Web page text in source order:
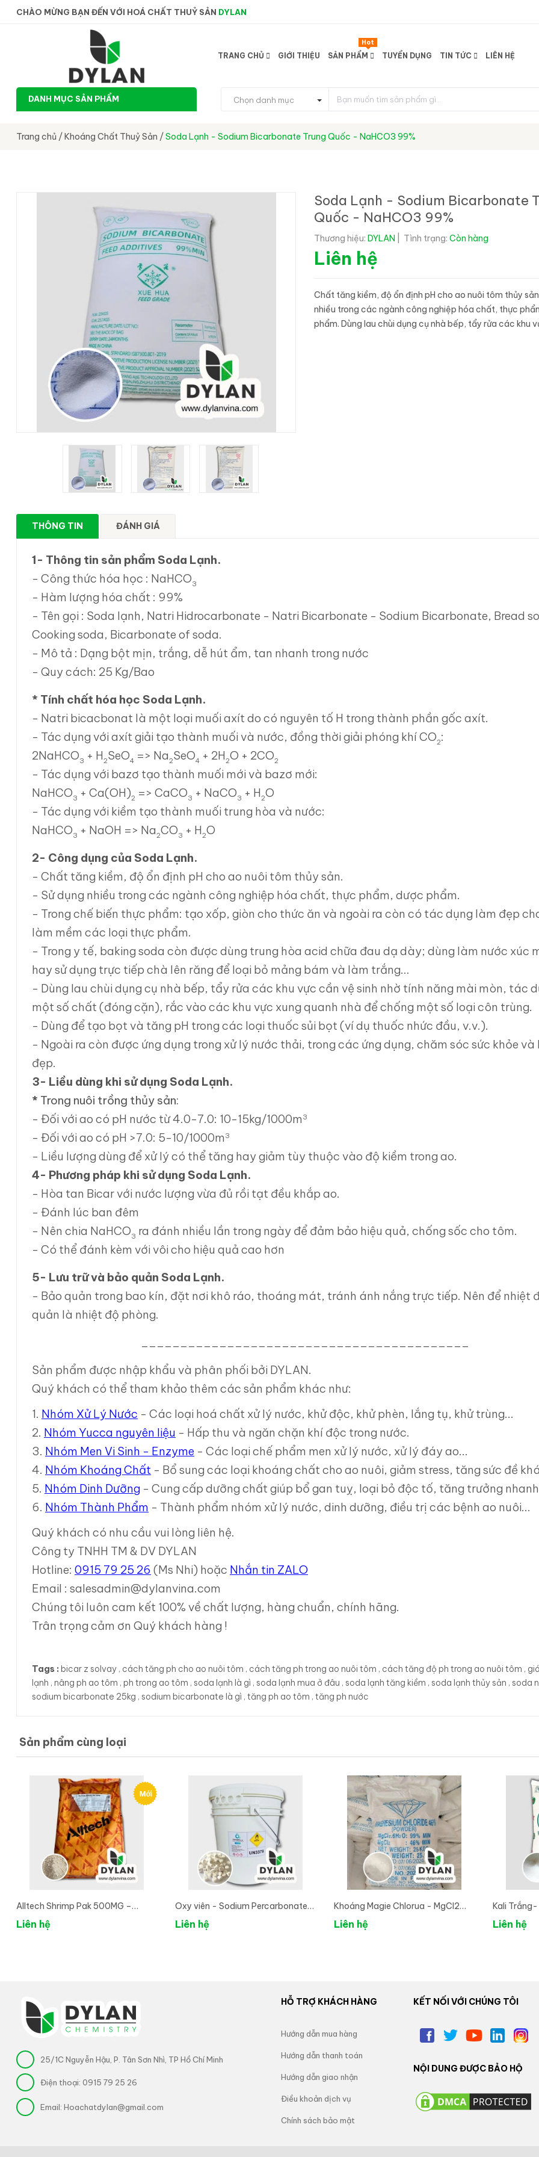
CHÀO MỪNG BẠN ĐẾN VỚI HOÁ CHẤT THUỶ SẢN DYLAN
TRANG CHỦ GIỚI THIỆU SẢN PHẨM
Hot
TUYỂN DỤNG TIN TỨC LIÊN HỆ
DANH MỤC SẢN PHẨM Chọn danh mục
Trang chủ /Khoáng Chất Thuỷ Sản /Soda Lạnh - Sodium Bicarbonate Trung Quốc - NaHCO3 99%
Soda Lạnh - Sodium Bicarbonate
Quốc - NaHCO3 99%
Thương hiệu: DYLAN Tình trạng: Còn hàng
Liên hệ
Chất tăng kiềm, độ ổn định pH cho ao nuôi tôm thủy
nhiều trong các ngành công nghiệp hóa chất, thực
phẩm. Dùng lau chùi dụng cụ nhà bếp, tẩy rửa các khu
THÔNG TIN ĐÁNH GIÁ
1- Thông tin sản phẩm Soda Lạnh.
- Công thức hóa học : NaHCO3
- Hàm lượng hóa chất : 99%
- Tên gọi : Soda lạnh, Natri Hidrocarbonate - Natri Bicarbonate - Sodium Bicarbonate, Bread
Cooking soda, Bicarbonate of soda.
- Mô tả : Dạng bột mịn, trắng, dễ hút ẩm, tan nhanh trong nước
- Quy cách: 25 Kg/Bao
* Tính chất hóa học Soda Lạnh.
- Natri bicacbonat là một loại muối axít do có nguyên tố H trong thành phần gốc axít.
- Tác dụng với axít giải tạo thành muối và nước, đồng thời giải phóng khí CO2:
2NaHCO3 + H2SeO4 => Na2SeO4 + 2H2O + 2CO2
- Tác dụng với bazơ tạo thành muối mới và bazơ mới:
NaHCO3 + Ca(OH)2 => CaCO3 + NaCO3 + H2O
- Tác dụng với kiềm tạo thành muối trung hòa và nước:
NaHCO3 + NaOH => Na2CO3 + H2O
2- Công dụng của Soda Lạnh.
- Chất tăng kiềm, độ ổn định pH cho ao nuôi tôm thủy sản.
- Sử dụng nhiều trong các ngành công nghiệp hóa chất, thực phẩm, dược phẩm.
- Trong chế biến thực phẩm: tạo xốp, giòn cho thức ăn và ngoài ra còn có tác dụng làm đẹp
làm mềm các loại thực phẩm.
- Trong y tế, baking soda còn được dùng trung hòa acid chữa đau dạ dày; dùng làm nước xúc
hay sử dụng trực tiếp chà lên răng để loại bỏ mảng bám và làm trắng…
- Dùng lau chùi dụng cụ nhà bếp, tẩy rửa các khu vực cần vệ sinh nhờ tính năng mài mòn, tác
một số chất (đóng cặn), rắc vào các khu vực xung quanh nhà để chống một số loại côn trùng.
- Dùng để tạo bọt và tăng pH trong các loại thuốc sủi bọt (ví dụ thuốc nhức đầu, v.v.).
- Ngoài ra còn được ứng dụng trong xử lý nước thải, trong các ứng dụng, chăm sóc sức khỏe và
đẹp.
3- Liều dùng khi sử dụng Soda Lạnh.
* Trong nuôi trồng thủy sản:
- Đối với ao có pH nước từ 4.0-7.0: 10-15kg/1000m 3
- Đối với ao có pH >7.0: 5-10/1000m 3
- Liều lượng dùng để xử lý có thể tăng hay giảm tùy thuộc vào độ kiềm trong ao.
4- Phương pháp khi sử dụng Soda Lạnh.
- Hòa tan Bicar với nước lượng vừa đủ rồi tạt đều khắp ao.
- Đánh lúc ban đêm
- Nên chia NaHCO3 ra đánh nhiều lần trong ngày để đảm bảo hiệu quả, chống sốc cho tôm.
- Có thể đánh kèm với vôi cho hiệu quả cao hơn
5- Lưu trữ và bảo quản Soda Lạnh.
- Bảo quản trong bao kín, đặt nơi khô ráo, thoáng mát, tránh ánh nắng trực tiếp. Nên để nhiệt
quản là nhiệt độ phòng.
Sản phẩm được nhập khẩu và phân phối bởi DYLAN.
Quý khách có thể tham khảo thêm các sản phẩm khác như:
1. Nhóm Xử Lý Nước - Các loại hoá chất xử lý nước, khử độc, khử phèn, lắng tụ, khử trùng...
2. Nhóm Yucca nguyên liệu - Hấp thu và ngăn chặn khí độc trong nước.
3. Nhóm Men Vi Sinh - Enzyme - Các loại chế phẩm men xử lý nước, xử lý đáy ao...
4. Nhóm Khoáng Chất - Bổ sung các loại khoáng chất cho ao nuôi, giảm stress, tăng sức đề
5. Nhóm Dinh Dưỡng - Cung cấp dưỡng chất giúp bổ gan tuỵ, loại bỏ độc tố, tăng trưởng
6. Nhóm Thành Phẩm - Thành phẩm nhóm xử lý nước, dinh dưỡng, điều trị các bệnh ao nuôi...
Quý khách có nhu cầu vui lòng liên hệ.
Công ty TNHH TM & DV DYLAN
Hotline: 0915 79 25 26 (Ms Nhi) hoặc Nhắn tin ZALO
Email : salesadmin@dylanvina.com
Chúng tôi luôn cam kết 100% về chất lượng, hàng chuẩn, chính hãng.
Trân trọng cảm ơn Quý khách hàng !
Tags : bicar z solvay , cách tăng ph cho ao nuôi tôm , cách tăng ph trong ao nuôi tôm , cách tăng độ ph trong ao nuôi tôm ,
lạnh , nâng ph ao tôm , ph trong ao tôm , soda lạnh là gì , soda lạnh mua ở đâu , soda lạnh tăng kiềm , soda lạnh thủy sản , soda
sodium bicarbonate 25kg , sodium bicarbonate là gì , tăng ph ao tôm , tăng ph nước
Sản phẩm cùng loại
Alltech Shrimp Pak 500MG –
Vitamin Tổng Hợp Và Khoáng Hữu
Liên hệ
Oxy viên - Sodium Percarbonate
95%
Liên hệ
Khoáng Magie Chlorua - MgCl2
Kim Cương - MgCl2.6H2O
Liên hệ
Kali Trắng-
Liên hệ
25/1C Nguyễn Hậu, P. Tân Sơn Nhì, TP Hồ Chí Minh
Điện thoại: 0915 79 25 26
Email: Hoachatdylan@gmail.com
HỖ TRỢ KHÁCH HÀNG
Hướng dẫn mua hàng
Hướng dẫn thanh toán
Hướng dẫn giao nhận
Điều khoản dịch vụ
Chính sách bảo mật
KẾT NỐI VỚI CHÚNG TÔI
NỘI DUNG ĐƯỢC BẢO HỘ